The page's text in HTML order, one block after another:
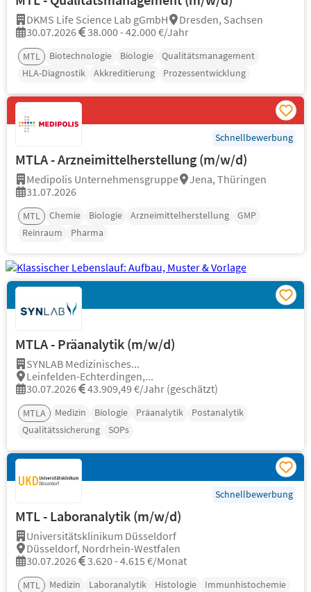
DKMS Life Science Lab gGmbH
Dresden, Sachsen
30.07.2026
38.000 - 42.000 €/Jahr
MTL Biotechnologie Biologie
Qualitätsmanagement
HLA-Diagnostik
Akkreditierung Prozessentwicklung
Schnellbewerbung
MTLA - Arzneimittelherstellung (m/w/d)
Medipolis Unternehmensgruppe
Jena, Thüringen
31.07.2026
MTL Chemie Biologie Arzneimittelherstellung
GMP
Reinraum
Pharma
MTLA - Präanalytik (m/w/d)
SYNLAB Medizinisches...
Leinfelden-Echterdingen,...
30.07.2026
43.909,49 €/Jahr (geschätzt)
MTLA Medizin Biologie Präanalytik
Postanalytik
Qualitätssicherung
SOPs
Schnellbewerbung
MTL - Laboranalytik (m/w/d)
Universitätsklinikum Düsseldorf
Düsseldorf, Nordrhein-Westfalen
30.07.2026
3.620 - 4.615 €/Monat
MTL Medizin Laboranalytik Histologie
Immunhistochemie